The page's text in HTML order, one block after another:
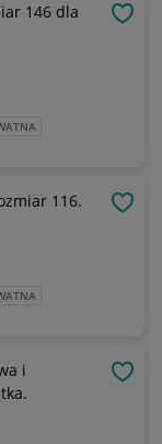
146 dla
116.
i